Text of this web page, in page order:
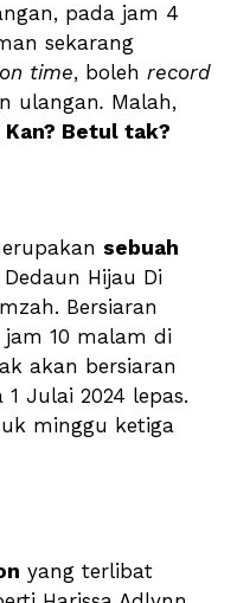
pada jam 4
sekarang
on time, boleh record
ulangan. Malah,
Kan? Betul tak?
sebuah
Dedaun Hijau Di
Bersiaran
jam 10 malam di
akan bersiaran
1 Julai 2024 lepas.
minggu ketiga
yang terlibat